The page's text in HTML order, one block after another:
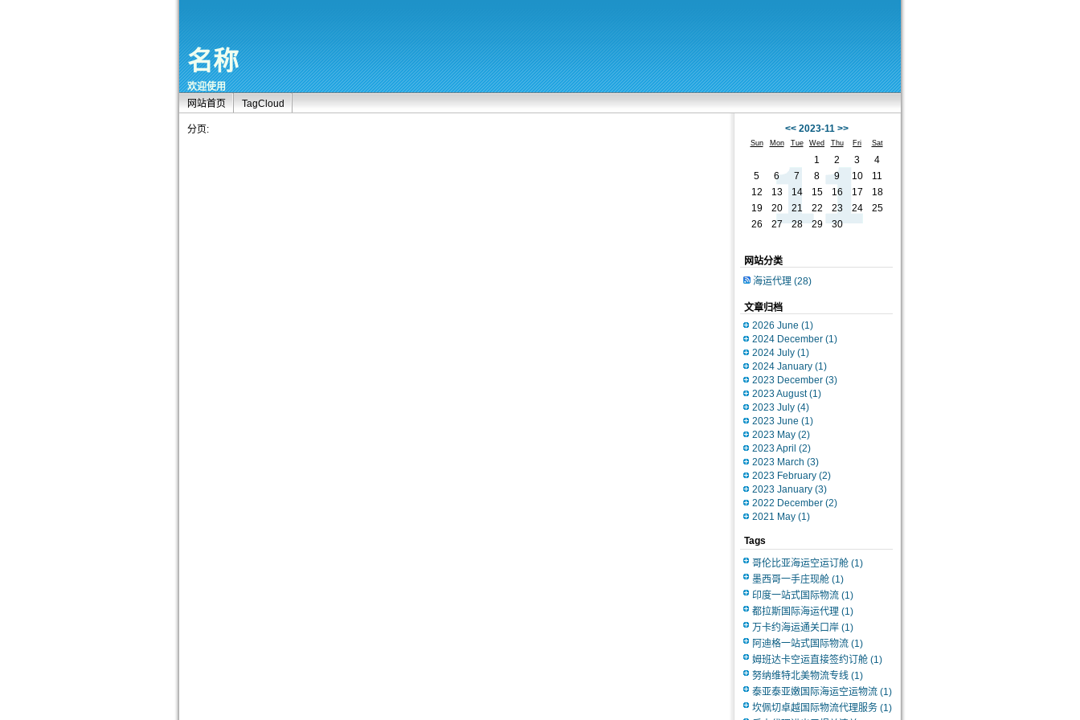
名称
欢迎使用
网站首页
TagCloud
分页: << 2023-11 >>
Sun Mon Tue Wed Thu Fri Sat
1 2 3
4
5
6 7 8 9 10
11
12
13 14 15 16 17
18
19
20 21 22 23 24
25
26
27 28 29 30
网站分类
海运代理 (28)
文章归档
2026 June (1)
2024 December (1)
2024 July (1)
2024 January (1)
2023 December (3)
2023 August(1)
2023 July (4)
2023 June (1)
2023 May (2)
2023 April (2)
2023 March (3)
2023 February (2)
2023 January (3)
2022 December (2)
2021 May (1)
Tags
哥伦比亚海运空运订舱 (1)
墨西哥一手庄现舱 (1)
印度一站式国际物流 (1)
都拉斯国际海运代理 (1)
万卡约海运通关口岸 (1)
阿迪格一站式国际物流 (1)
姆班达卡空运直接签约订舱 (1)
努纳维特北美物流专线 (1)
泰亚泰亚嫩国际海运空运物流 (1)
坎佩切卓越国际物流代理服务 (1)